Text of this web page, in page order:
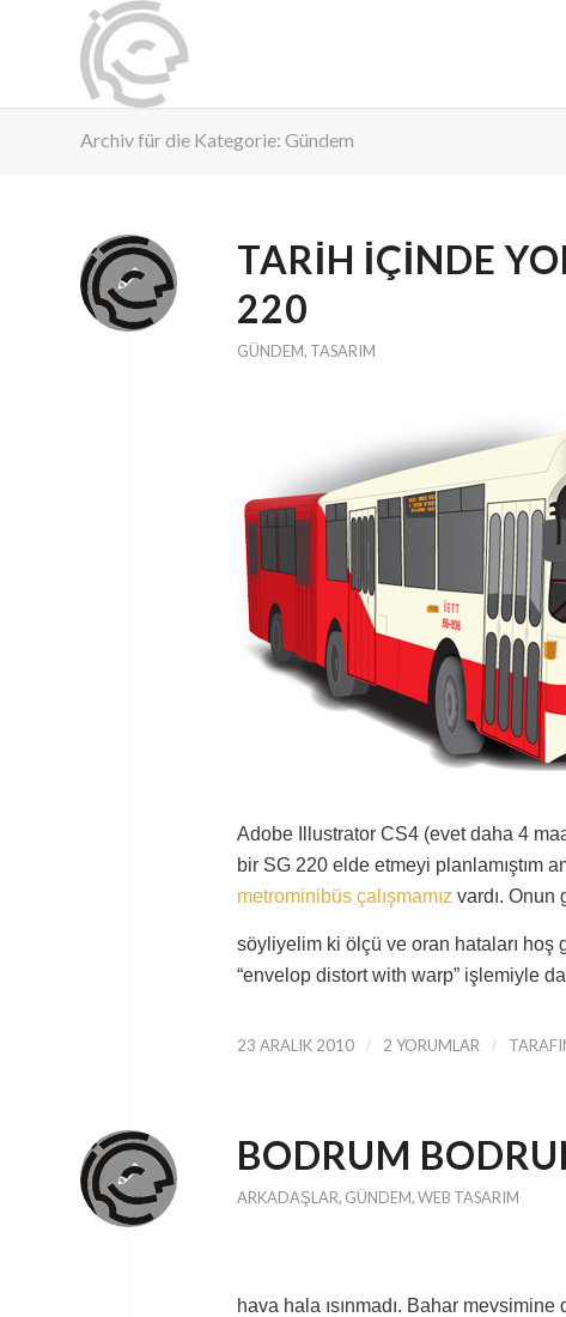
Archiv für die Kategorie: Gündem
TARIH IÇINDE
220
GÜNDEM, TASARIM
Adobe Illustrator CS4 (evet daha 4
bir SG 220 elde etmeyi planlamıştım
metrominibüs çalışmamız vardı. Onun
söyliyelim ki ölçü ve oran hataları hoş
“envelop distort with warp” işlemiyle
23 ARALIK 2010 / 2 YORUMLAR /
BODRUM
ARKADAŞLAR, GÜNDEM,WEB TASARIM
hava hala ısınmadı. Bahar